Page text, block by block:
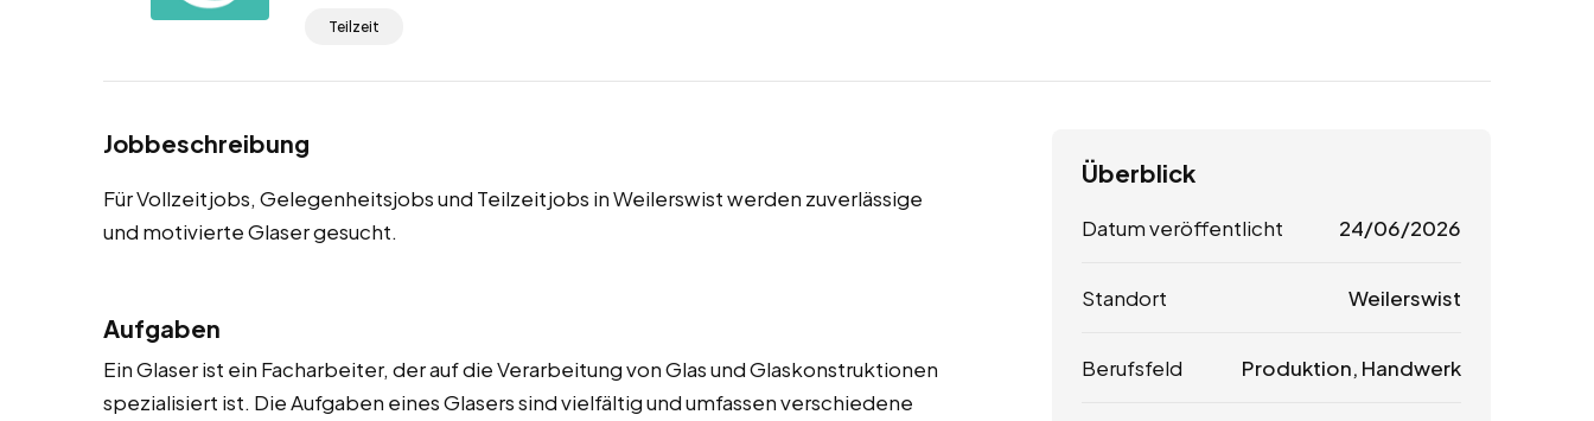
Teilzeit
Jobbeschreibung
Für Vollzeitjobs, Gelegenheitsjobs und Teilzeitjobs in Weilerswist werden zuverlässige
und motivierte Glaser gesucht.
Aufgaben
Ein Glaser ist ein Facharbeiter, der auf die Verarbeitung von Glas und Glaskonstruktionen
spezialisiert ist. Die Aufgaben eines Glasers sind vielfältig und umfassen verschiedene
Überblick
Datum veröffentlicht 24/06/2026
Standort Weilerswist
Berufsfeld Produktion, Handwerk